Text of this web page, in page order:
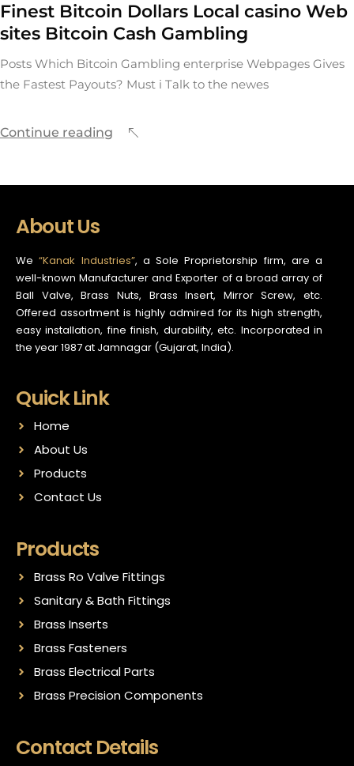
Finest Bitcoin Dollars Local casino Web
sites Bitcoin Cash Gambling
Posts Which Bitcoin Gambling enterprise Webpages Gives
the Fastest Payouts? Must i Talk to the newes
Continue reading
About Us
We“Kanak Industries”, a Sole Proprietorship firm, are a
well-known Manufacturer and Exporter of a broad array of
Ball Valve, Brass Nuts, Brass Insert, Mirror Screw, etc.
Offered assortment is highly admired for its high strength,
easy installation, fine finish, durability, etc. Incorporated in
the year 1987 at Jamnagar (Gujarat, India).
Quick Link
Home
About Us
Products
Contact Us
Products
Brass Ro Valve Fittings
Sanitary & Bath Fittings
Brass Inserts
Brass Fasteners
Brass Electrical Parts
Brass Precision Components
Contact Details